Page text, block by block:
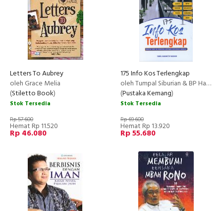
Letters To Aubrey
oleh Grace Melia
(Stiletto Book)
Stok Tersedia
Rp 57.600
Hemat Rp 11.520
Rp 46.080
175 Info Kos Terlengkap
oleh Tumpal Siburian & BP Habeahan
(Pustaka Kemang)
Stok Tersedia
Rp 69.600
Hemat Rp 13.920
Rp 55.680